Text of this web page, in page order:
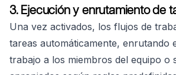
3. Ejecución y enrutamiento de
Una vez activados, los flujos de
tareas automáticamente, enrutando
trabajo a los miembros del equipo o